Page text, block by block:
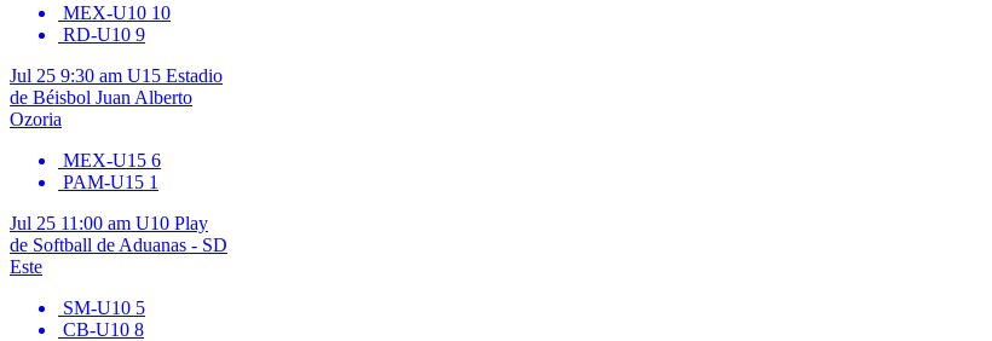
MEX-U10 10
RD-U10 9
Jul 25 9:30 am U15 Estadio
de Béisbol Juan Alberto
Ozoria
MEX-U15 6
PAM-U15 1
Jul 25 11:00 am U10 Play
de Softball de Aduanas - SD
Este
SM-U10 5
CB-U10 8